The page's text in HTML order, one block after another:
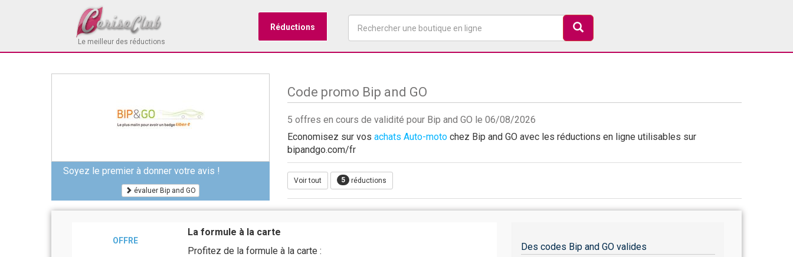
Le meilleur des réductions
Réductions
Soyez le premier à donner votre avis !
évaluer Bip and GO
Code promo Bip and GO
5 offres en cours de validité pour Bip and GO le 06/08/2026
Economisez sur vos achats Auto-moto chez Bip and GO avec les réductions en ligne utilisables sur
bipandgo.com/fr
Voir tout 5 réductions
OFFRE
La formule à la carte
Profitez de la formule à la carte :
Des codes Bip and GO valides